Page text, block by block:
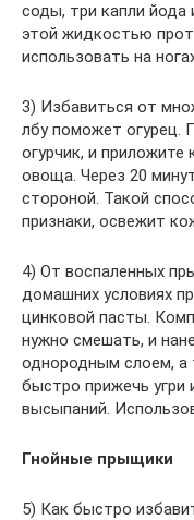
соды, три капли йода
этой жидкостью
использовать на
3) Избавиться от
лбу поможет огурец.
огурчик, и
овоща. Через 20
стороной. Такой
признаки, освежит
4) От воспаленных
домашних условиях
цинковой пасты.
нужно смешать, и
однородным слоем, а
быстро прижечь угри
высыпаний.
Гнойные прыщики
5) Как быстро